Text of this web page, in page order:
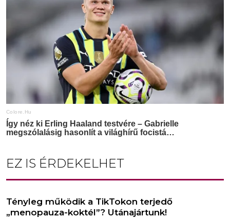
EZ IS ÉRDEKELHET
Tényleg működik a TikTokon terjedő
„menopauza-koktél”? Utánajártunk!